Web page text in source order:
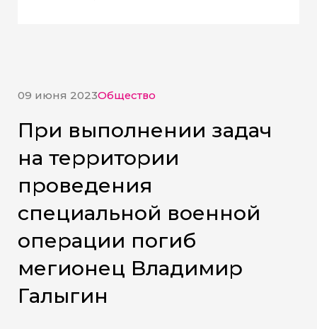
09 июня 2023Общество
При выполнении задач
на территории
проведения
специальной военной
операции погиб
мегионец Владимир
Галыгин